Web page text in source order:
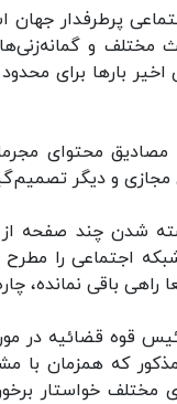
پرطرفدار جهان
مختلف و
اخیر بارها برای
تعیین مصادیق
و دیگر
فروردین ۹۸ و به دنبال
اجتماعی را
راهی باقی نمانده،
نامه ۴۰۰ طلبه ایرانی به
مذکور که همزمان
مختلف خواستار